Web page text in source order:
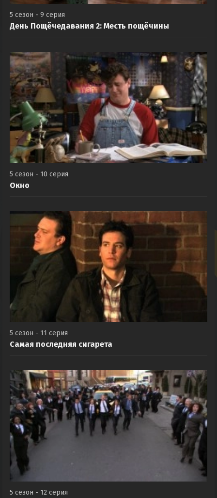
5 сезон - 9 серия
День Пощёчедавания 2: Месть пощёчины
5 сезон - 10 серия
Окно
5 сезон - 11 серия
Самая последняя сигарета
5 сезон - 12 серия